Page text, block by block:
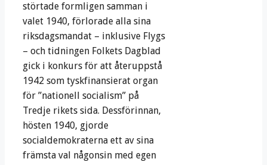
störtade formligen samman i
valet 1940, förlorade alla sina
riksdagsmandat – inklusive Flygs
– och tidningen Folkets Dagblad
gick i konkurs för att återuppstå
1942 som tyskfinansierat organ
för ”nationell socialism” på
Tredje rikets sida. Dessförinnan,
hösten 1940, gjorde
socialdemokraterna ett av sina
främsta val någonsin med egen